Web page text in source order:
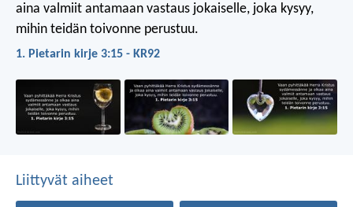
aina valmiit antamaan vastaus jokaiselle, joka kysyy,
mihin teidän toivonne perustuu.
1. Pietarin kirje 3:15 - KR92
Liittyvät aiheet